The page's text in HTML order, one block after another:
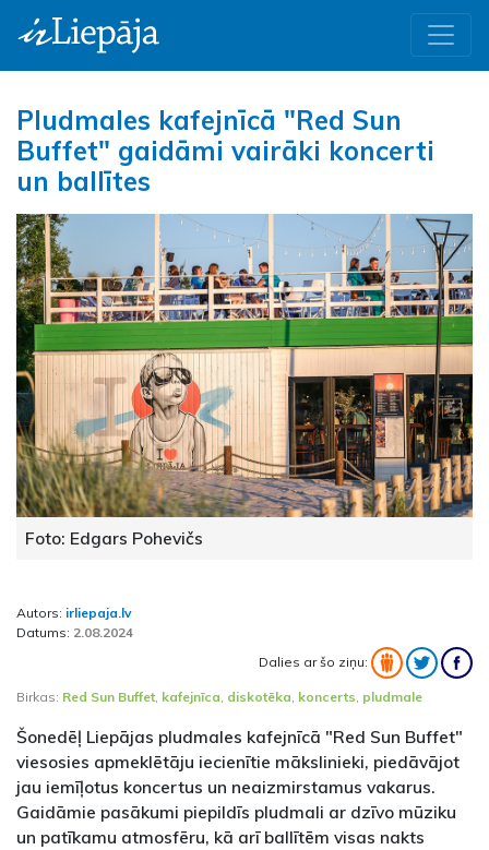
Pludmales kafejnīcā "Red Sun
Buffet" gaidāmi vairāki koncerti
un ballītes
Foto: Edgars Pohevičs
Autors: irliepaja.lv
Datums: 2.08.2024
Dalies ar šo ziņu:
Birkas: Red Sun Buffet, kafejnīca, diskotēka, koncerts, pludmale
Šonedēļ Liepājas pludmales kafejnīcā "Red Sun Buffet"
viesosies apmeklētāju iecienītie mākslinieki, piedāvājot
jau iemīļotus koncertus un neaizmirstamus vakarus.
Gaidāmie pasākumi piepildīs pludmali ar dzīvo mūziku
un patīkamu atmosfēru, kā arī ballītēm visas nakts